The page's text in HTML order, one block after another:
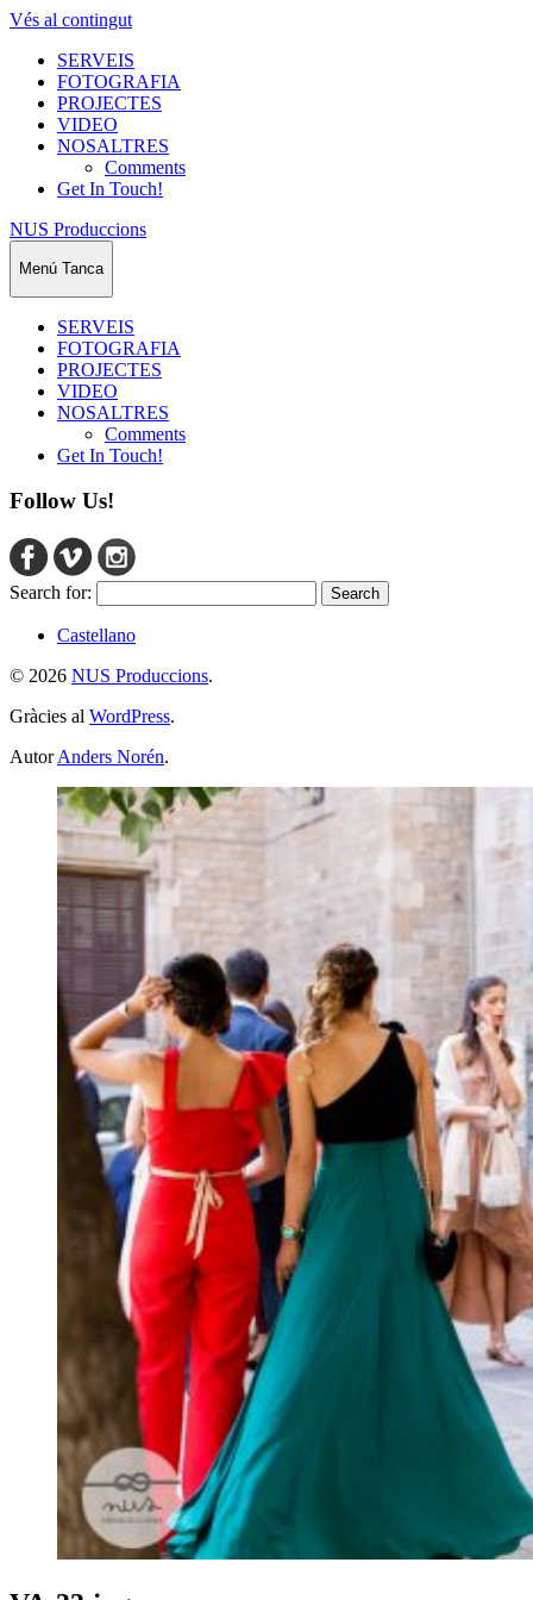
Vés al contingut
SERVEIS
FOTOGRAFIA
PROJECTES
VIDEO
NOSALTRES
Comments
Get In Touch!
NUS Produccions
Menú Tanca
SERVEIS
FOTOGRAFIA
PROJECTES
VIDEO
NOSALTRES
Comments
Get In Touch!
Follow Us!
Search for:
Castellano
© 2026 NUS Produccions.
Gràcies al WordPress.
AutorAnders Norén.